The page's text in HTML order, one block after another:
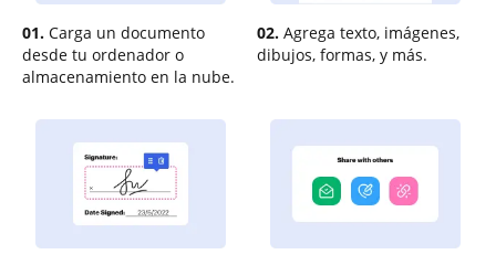
01. Carga un documento
desde tu ordenador o
almacenamiento en la nube.
02. Agrega texto, imágenes,
dibujos, formas, y más.